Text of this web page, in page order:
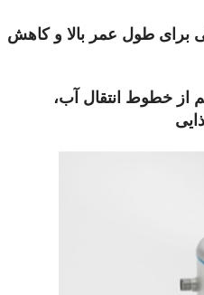
برای طول عمر بالا و کاهش
از خطوط انتقال آب،